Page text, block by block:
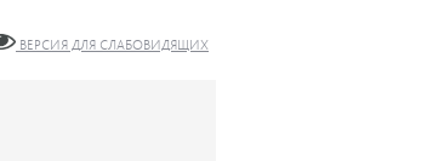
ВЕРСИЯ ДЛЯ СЛАБОВИДЯЩИХ